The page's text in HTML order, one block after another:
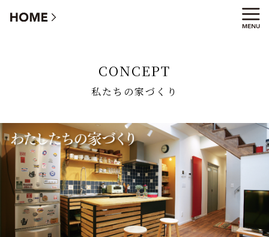
私たちの家づくり インデュアホームの性能、構造、コンセプ
CONCEPT
私たちの家づくり